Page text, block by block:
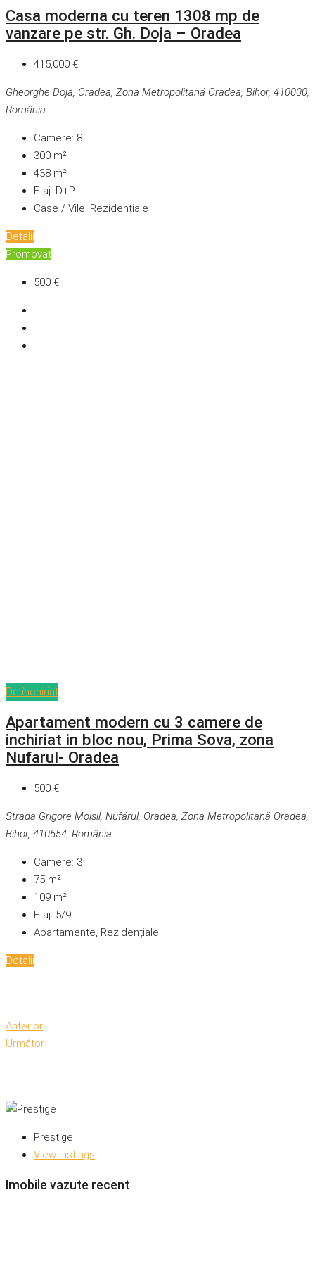
Casa moderna cu teren 1308 mp de
vanzare pe str. Gh. Doja – Oradea
415,000 €
Gheorghe Doja, Oradea, Zona Metropolitană Oradea, Bihor, 410000,
România
Camere: 8
300 m²
438 m²
Etaj: D+P
Case / Vile, Rezidențiale
Detalii
Promovat
500 €
De închiriat
Apartament modern cu 3 camere de
inchiriat in bloc nou, Prima Sova, zona
Nufarul- Oradea
500 €
Strada Grigore Moisil, Nufărul, Oradea, Zona Metropolitană Oradea,
Bihor, 410554, România
Camere: 3
75 m²
109 m²
Etaj: 5/9
Apartamente, Rezidențiale
Detalii
Anterior
Următor
Prestige
View Listings
Imobile vazute recent